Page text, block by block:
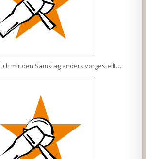
mir den Samstag anders vorgestellt…